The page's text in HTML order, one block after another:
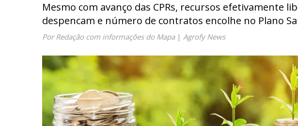
Mesmo com avanço das CPRs, recursos efetivamente
despencam e número de contratos encolhe no Plano
Por Redação com informações do Mapa| Agrofy News